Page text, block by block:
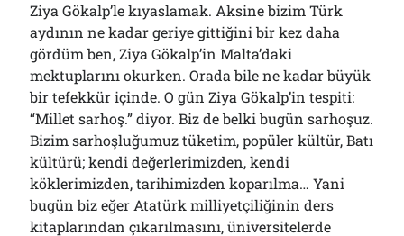
Ziya Gökalp’le kıyaslamak. Aksine bizim Türk
aydının ne kadar geriye gittiğini bir kez daha
gördüm ben, Ziya Gökalp’in Malta’daki
mektuplarını okurken. Orada bile ne kadar büyük
bir tefekkür içinde. O gün Ziya Gökalp’in tespiti:
“Millet sarhoş.” diyor. Biz de belki bugün sarhoşuz.
Bizim sarhoşluğumuz tüketim, popüler kültür, Batı
kültürü; kendi değerlerimizden, kendi
köklerimizden, tarihimizden koparılma… Yani
bugün biz eğer Atatürk milliyetçiliğinin ders
kitaplarından çıkarılmasını, üniversitelerde